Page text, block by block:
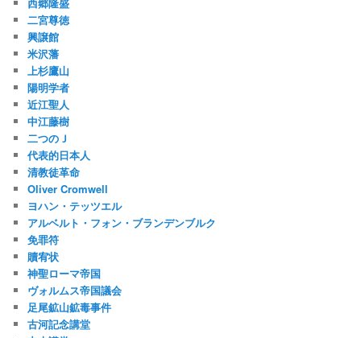
二宮尊徳
興譲館
米沢藩
上杉鷹山
陽明学者
近江聖人
中江藤樹
二つのＪ
代表的日本人
清教徒革命
Oliver Cromwell
ヨハン・テッツエル
アルベルト・フォン・ブランデンブルク
免罪符
贖宥状
神聖ローマ帝国
ヴォルムス帝国議会
足尾鉱山鉱毒事件
古河記念講堂